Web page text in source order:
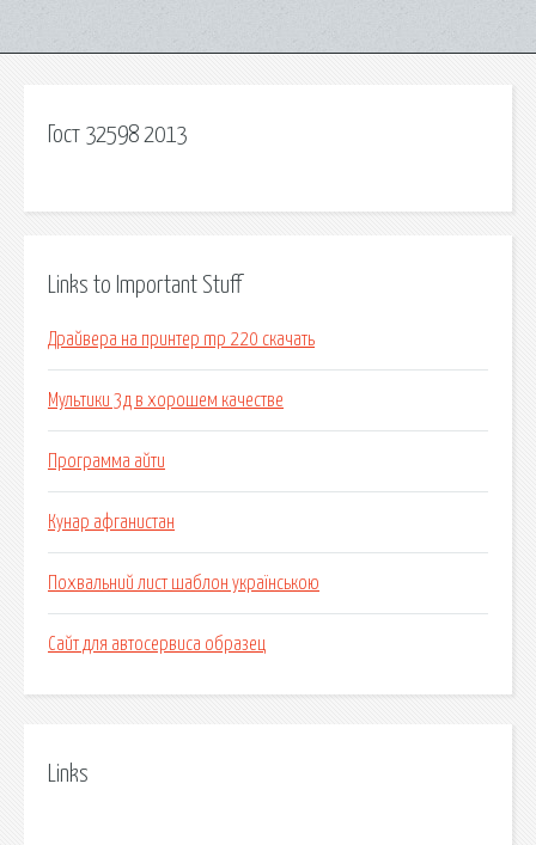
Гост 32598 2013
Links to Important Stuff
Драйвера на принтер mp 220 скачать
Мультики 3д в хорошем качестве
Программа айти
Кунар афганистан
Похвальний лист шаблон українською
Сайт для автосервиса образец
Links